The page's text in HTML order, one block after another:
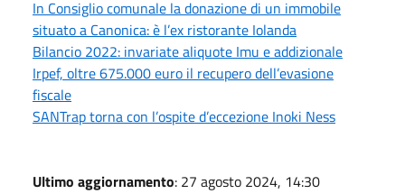
In Consiglio comunale la donazione di un immobile
situato a Canonica: è l’ex ristorante Iolanda
Bilancio 2022: invariate aliquote Imu e addizionale
Irpef, oltre 675.000 euro il recupero dell’evasione
fiscale
SANTrap torna con l’ospite d’eccezione Inoki Ness
Ultimo aggiornamento: 27 agosto 2024, 14:30